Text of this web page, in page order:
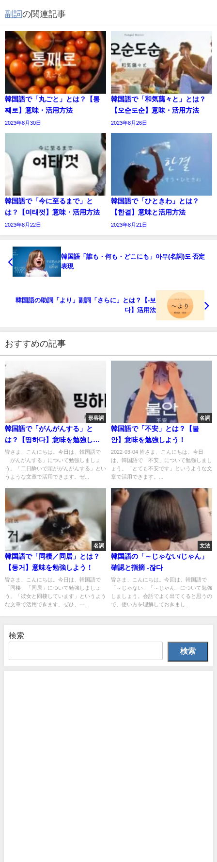
副詞の関連記事
韓国語で「丸ごと」とは？【통
째로】意味・活用方法
2023年8月30日
韓国語で「和気藹々と」とは？
【오순도순】意味・活用方法
2023年8月26日
韓国語で「今に至るまで」と
は？【여태껏】意味・活用方法
2023年8月22日
韓国語で「ひときわ」とは？
【한결】意味と活用方法
2023年8月21日
韓国語「誰も・何も・どこにも」아무(名詞)도 否定
表現
韓国語の助詞「より」副詞「さらに」とは？【-보
다】活用法
おすすめの記事
形容詞
韓国語で「がんがんする」と
は？【띵하다】意味を勉強しよ
う！
皆さま、こんにちは。今日は、韓国語で
「がんがんする」について勉強しましょ
う。「二日酔いで頭ががんがんする」とい
うような文章で活用できます。ぜ...
名詞
韓国語で「不安」とは？【불
안】意味を勉強しよう！
2022-03-04 皆さま、こんにちは。今日
は、韓国語で「不安」について勉強しまし
ょう。「とても不安です」というような文
章で活用できます。...
名詞
韓国語で「同棲／同居」とは？
【동거】意味を勉強しよう！
皆さま、こんにちは。今日は、韓国語で
「同棲」「同居」について勉強しましょ
う。「彼女と同棲しています」というよう
な文章で活用できます。ぜひ、一...
文法
韓国語の「～じゃない/じゃん」
確認と指摘 -잖다
皆さま、こんにちは。今回は、韓国語で
「～じゃない」「～じゃん」について勉強
しましょう。会話でよく出てくると思うの
で、使い方を理解しておきまし...
検索
検索